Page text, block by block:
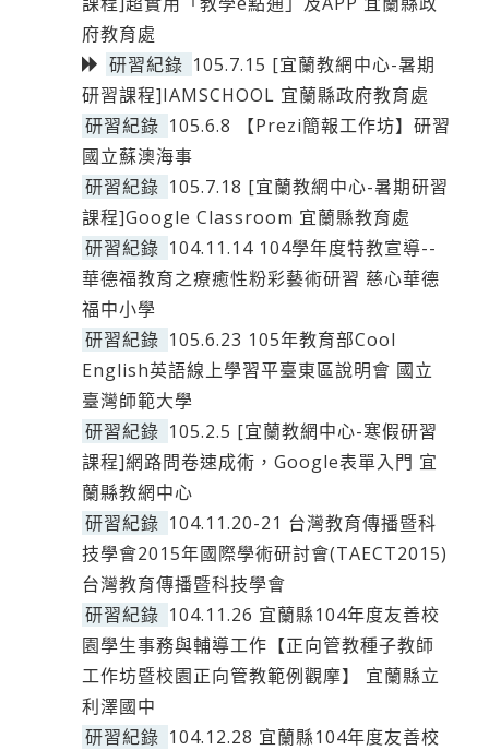
府教育處
研習紀錄 105.7.15 [宜蘭教網中心-暑期
研習課程]IAMSCHOOL 宜蘭縣政府教育處
研習紀錄 105.6.8 【Prezi簡報工作坊】研習
國立蘇澳海事
研習紀錄 105.7.18 [宜蘭教網中心-暑期研習
課程]Google Classroom 宜蘭縣教育處
研習紀錄 104.11.14 104學年度特教宣導--
華德福教育之療癒性粉彩藝術研習 慈心華德
福中小學
研習紀錄 105.6.23 105年教育部Cool
English英語線上學習平臺東區說明會 國立
臺灣師範大學
研習紀錄 105.2.5 [宜蘭教網中心-寒假研習
課程]網路問卷速成術，Google表單入門 宜
蘭縣教網中心
研習紀錄 104.11.20-21 台灣教育傳播暨科
技學會2015年國際學術研討會(TAECT2015)
台灣教育傳播暨科技學會
研習紀錄 104.11.26 宜蘭縣104年度友善校
園學生事務與輔導工作【正向管教種子教師
工作坊暨校園正向管教範例觀摩】 宜蘭縣立
利澤國中
研習紀錄 104.12.28 宜蘭縣104年度友善校